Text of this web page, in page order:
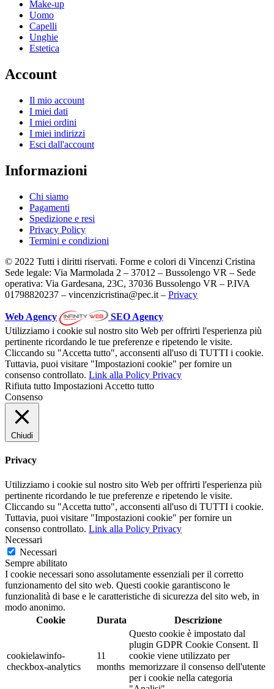
Make-up
Uomo
Capelli
Unghie
Estetica
Account
Il mio account
I miei dati
I miei ordini
I miei indirizzi
Esci dall'account
Informazioni
Chi siamo
Pagamenti
Spedizione e resi
Privacy Policy
Termini e condizioni
© 2022 Tutti i diritti riservati. Forme e colori di Vincenzi Cristina
Sede legale: Via Marmolada 2 – 37012 – Bussolengo VR – Sede
operativa: Via Gardesana, 23C, 37036 Bussolengo VR – P.IVA
01798820237 – vincenzicristina@pec.it – Privacy
Web Agency
SEO Agency
Utilizziamo i cookie sul nostro sito Web per offrirti l'esperienza più
pertinente ricordando le tue preferenze e ripetendo le visite.
Cliccando su "Accetta tutto", acconsenti all'uso di TUTTI i cookie.
Tuttavia, puoi visitare "Impostazioni cookie" per fornire un
consenso controllato. Link alla Policy Privacy
Rifiuta tutto Impostazioni Accetto tutto
Consenso
Chiudi
Privacy
Utilizziamo i cookie sul nostro sito Web per offrirti l'esperienza più
pertinente ricordando le tue preferenze e ripetendo le visite.
Cliccando su "Accetta tutto", acconsenti all'uso di TUTTI i cookie.
Tuttavia, puoi visitare "Impostazioni cookie" per fornire un
consenso controllato. Link alla Policy Privacy
Necessari
Necessari
Sempre abilitato
I cookie necessari sono assolutamente essenziali per il corretto
funzionamento del sito web. Questi cookie garantiscono le
funzionalità di base e le caratteristiche di sicurezza del sito web, in
modo anonimo.
Cookie
Durata Descrizione
cookielawinfo-
checkbox-analytics
11
months
Questo cookie è impostato dal
plugin GDPR Cookie Consent. Il
cookie viene utilizzato per
memorizzare il consenso dell'utente
per i cookie nella categoria